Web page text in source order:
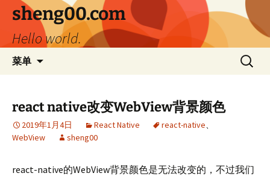
文
sheng00.com
Hello world.
菜单
搜
索：
react native改变WebView背景颜色
2019年1月4日 React Native react-native、
WebView
sheng00
react-native的WebView背景颜色是无法改变的，不过我们